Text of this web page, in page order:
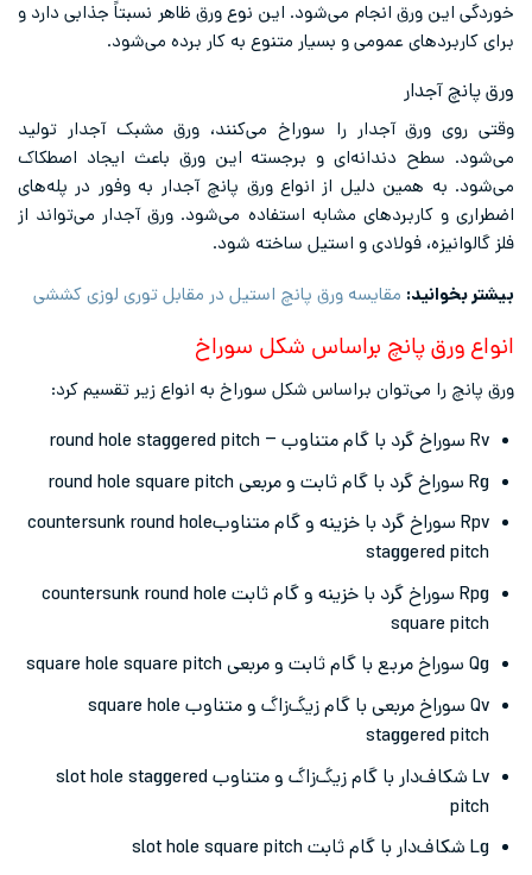
خوردگی این ورق انجام می‌شود. این نوع ورق ظاهر نسبتاً جذابی دارد و
برای کاربردهای عمومی و بسیار متنوع به کار برده می‌شود.
ورق پانچ آجدار
وقتی روی ورق آجدار را سوراخ می‌کنند، ورق مشبک آجدار تولید
می‌شود. سطح دندانه‌ای و برجسته این ورق باعث ایجاد اصطکاک
می‌شود. به همین دلیل از انواع ورق پانچ آجدار به وفور در پله‌های
اضطراری و کاربردهای مشابه استفاده می‌شود. ورق آجدار می‌تواند از
فلز گالوانیزه، فولادی و استیل ساخته شود.
بیشتر بخوانید: مقایسه ورق پانچ استیل در مقابل توری لوزی کششی
انواع ورق پانچ براساس شکل سوراخ
ورق پانچ را می‌توان براساس شکل سوراخ به انواع زیر تقسیم کرد:
Rv سوراخ گرد با گام متناوب – round hole staggered pitch
Rg سوراخ گرد با گام ثابت و مربعی round hole square pitch
Rpv سوراخ گرد با خزینه و گام متناوبcountersunk round hole
staggered pitch
Rpg سوراخ گرد با خزینه و گام ثابت countersunk round hole
square pitch
Qg سوراخ مربع با گام ثابت و مربعی square hole square pitch
Qv سوراخ مربعی با گام زیگ‌زاگ و متناوب square hole
staggered pitch
Lv شکاف‌دار با گام زیگ‌زاگ و متناوب slot hole staggered
pitch
Lg شکاف‌دار با گام ثابت slot hole square pitch